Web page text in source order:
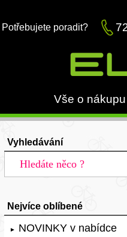
Potřebujete poradit?
Vše o
Vyhledávání
Nejvíce oblíbené
► NOVINKY v nabídce